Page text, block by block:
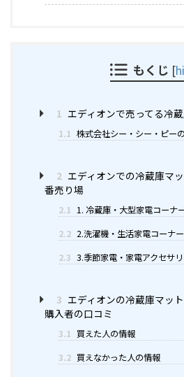
もくじ [
1 エディオンで売ってる冷
1.1 株式会社シー・シー・ピー
2 エディオンでの冷蔵庫マ
番売り場
2.1 1. 冷蔵庫・大型家電コーナ
2.2 2.洗濯機・生活家電コーナー
2.3 3.季節家電・家電アクセサ
3 エディオンの冷蔵庫マッ
購入者の口コミ
3.1 買えた人の情報
3.2 買えなかった人の情報